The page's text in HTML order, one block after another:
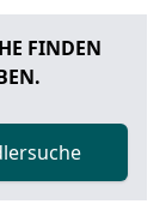
FINDEN